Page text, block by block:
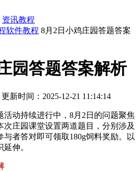
资讯教程
软件教程 8月2日小鸡庄园答题答案
园答题答案解析
更新时间：2025-12-21 11:14:14
活动持续进行中，8月2日的问题聚焦
次庄园课堂设置两道题目，分别涉及
者答对即可领取180g饲料奖励。以
伸。